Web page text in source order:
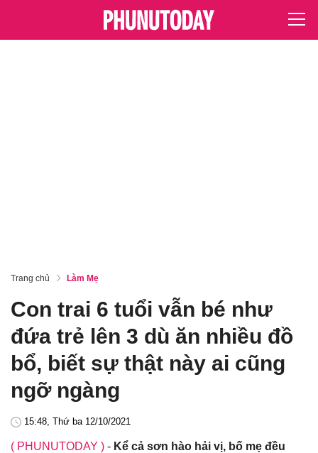
Trang chủ Làm Mẹ
Con trai 6 tuổi vẫn bé như
đứa trẻ lên 3 dù ăn nhiều đồ
bổ, biết sự thật này ai cũng
ngỡ ngàng
15:48, Thứ ba 12/10/2021
( PHUNUTODAY ) - Kể cả sơn hào hải vị, bố mẹ đều